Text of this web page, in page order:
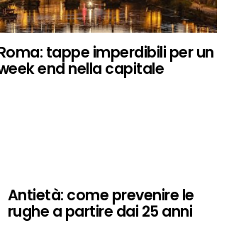
tappe imperdibili per un
end nella capitale
Antietà: come prevenire le
rughe a partire dai 25 anni